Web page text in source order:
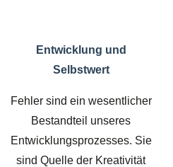
Entwicklung und
Selbstwert
Fehler sind ein wesentlicher
Bestandteil unseres
Entwicklungsprozesses. Sie
sind Quelle der Kreativität